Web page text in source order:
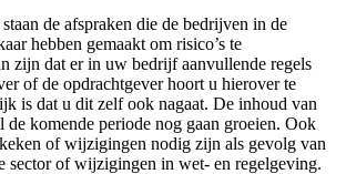
de afspraken die de bedrijven in de
hebben gemaakt om risico’s te
zijn dat er in uw bedrijf aanvullende regels
of de opdrachtgever hoort u hierover te
is dat u dit zelf ook nagaat. De inhoud van
de komende periode nog gaan groeien. Ook
of wijzigingen nodig zijn als gevolg van
sector of wijzigingen in wet- en regelgeving.